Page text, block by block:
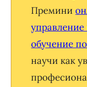
Премини
управление
обучение
научи как